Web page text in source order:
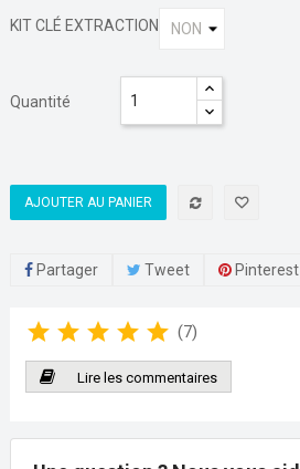
KIT CLÉ EXTRACTION
Quantité
AJOUTER AU PANIER
Partager Tweet Pinterest
star star star star star (7)
Lire les commentaires